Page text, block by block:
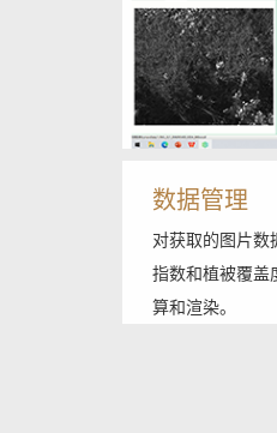
数据管理
对获取的图片数
指数和植被覆盖
算和渲染。